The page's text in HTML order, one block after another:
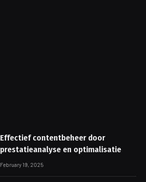
Effectief contentbeheer door
prestatieanalyse en optimalisatie
February 19, 2025